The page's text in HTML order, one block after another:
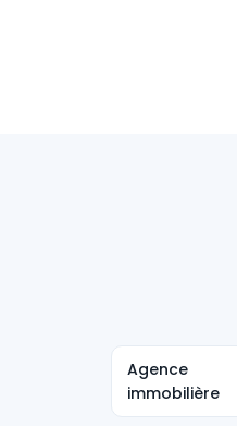
Agence
immobilière